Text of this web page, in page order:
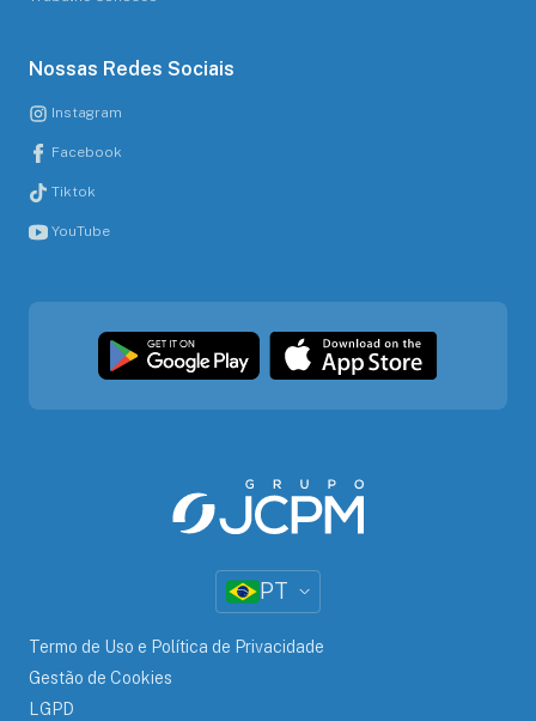
Nossas Redes Sociais
Instagram
Facebook
Tiktok
YouTube
PT
Termo de Uso e Política de Privacidade
Gestão de Cookies
LGPD